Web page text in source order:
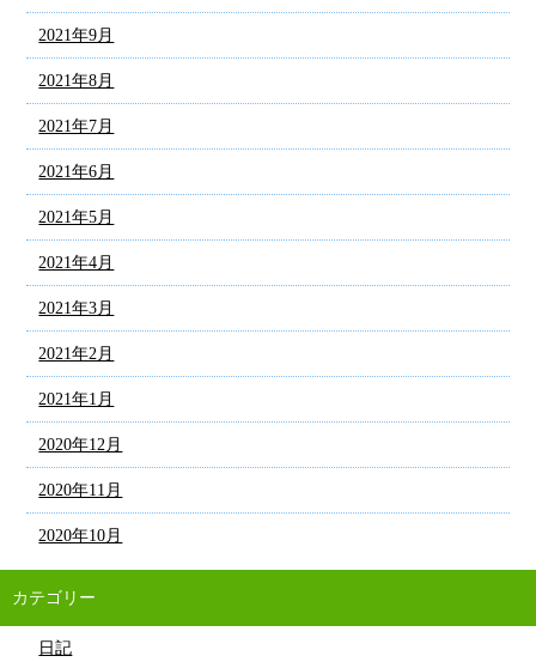
2021年9月
2021年8月
2021年7月
2021年6月
2021年5月
2021年4月
2021年3月
2021年2月
2021年1月
2020年12月
2020年11月
2020年10月
カテゴリー
日記